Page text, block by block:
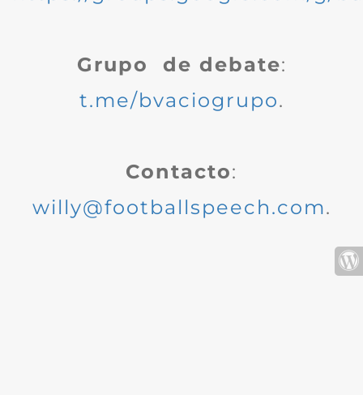
Grupo de debate:
t.me/bvaciogrupo.
Contacto:
willy@footballspeech.com.